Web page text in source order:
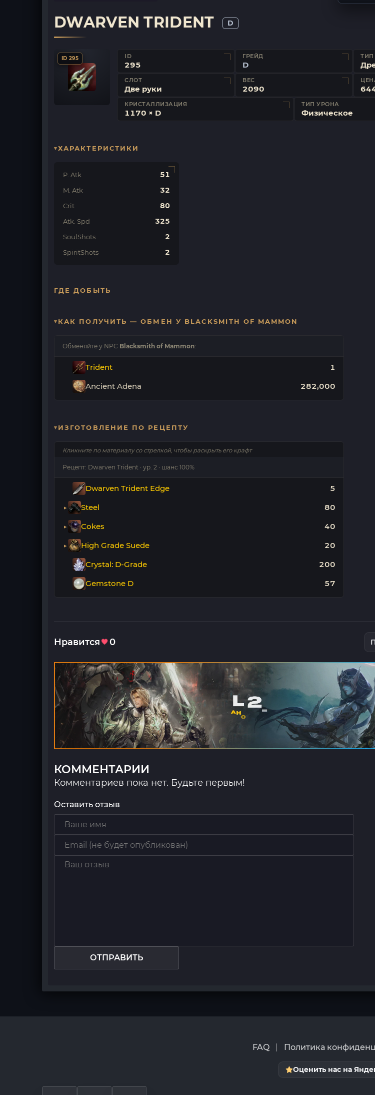
DWARVEN TRIDENT D
ID 295 ID
295
ГРЕЙД
D
ТИП
СЛОТ
Две руки
ВЕС
2090
КРИСТАЛЛИЗАЦИЯ
1170 × D
ТИП УРОНА
Физическое
ХАРАКТЕРИСТИКИ
P. Atk 51
M. Atk 32
Crit 80
Atk. Spd 325
SoulShots 2
SpiritShots 2
ГДЕ ДОБЫТЬ
КАК ПОЛУЧИТЬ — ОБМЕН У BLACKSMITH OF MAMMON
Обменяйте у NPC Blacksmith of Mammon:
Trident 1
Ancient Adena 282,000
ИЗГОТОВЛЕНИЕ ПО РЕЦЕПТУ
Кликните по материалу со стрелкой, чтобы раскрыть его крафт
Рецепт: Dwarven Trident · ур. 2 · шанс 100%
Dwarven Trident Edge 5
Steel 80
Cokes 40
High Grade Suede 20
Crystal: D-Grade 200
Gemstone D 57
Нравится 0
КОММЕНТАРИИ
Комментариев пока нет. Будьте первым!
Оставить отзыв
ОТПРАВИТЬ
FAQ Политика
Оценить нас на